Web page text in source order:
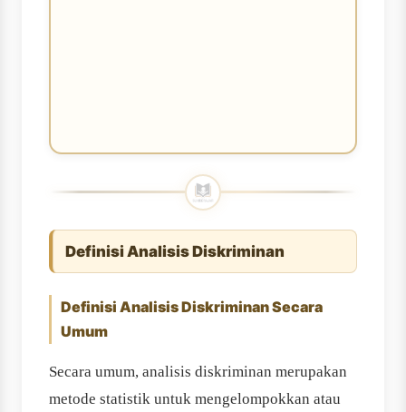
Definisi Analisis Diskriminan
Definisi Analisis Diskriminan Secara
Umum
Secara umum, analisis diskriminan merupakan
metode statistik untuk mengelompokkan atau